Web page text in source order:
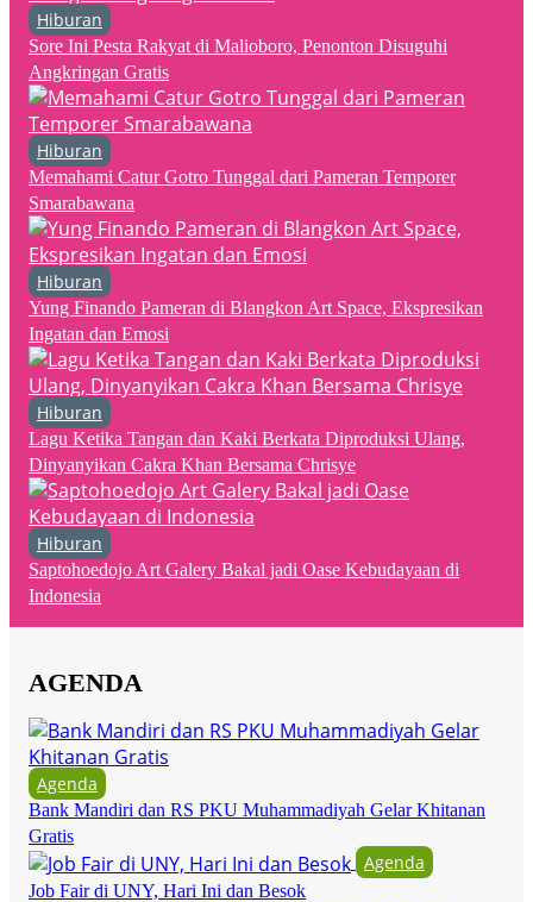
Hiburan
Sore Ini Pesta Rakyat di Malioboro, Penonton Disuguhi
Angkringan Gratis
Hiburan
Memahami Catur Gotro Tunggal dari Pameran Temporer
Smarabawana
Hiburan
Yung Finando Pameran di Blangkon Art Space, Ekspresikan
Ingatan dan Emosi
Hiburan
Lagu Ketika Tangan dan Kaki Berkata Diproduksi Ulang,
Dinyanyikan Cakra Khan Bersama Chrisye
Hiburan
Saptohoedojo Art Galery Bakal jadi Oase Kebudayaan di
Indonesia
AGENDA
Agenda
Bank Mandiri dan RS PKU Muhammadiyah Gelar Khitanan
Gratis
Agenda
Job Fair di UNY, Hari Ini dan Besok